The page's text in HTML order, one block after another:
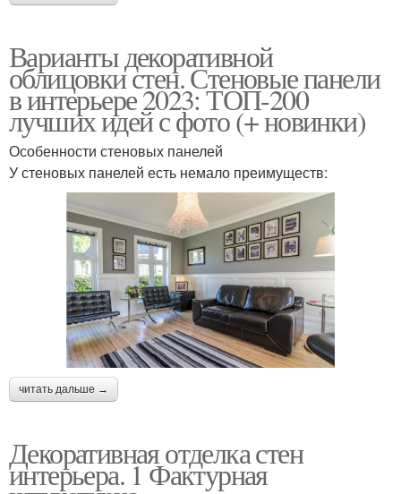
Варианты декоративной
облицовки стен. Стеновые панели
в интерьере 2023: ТОП-200
лучших идей с фото (+ новинки)
Особенности стеновых панелей
У стеновых панелей есть немало преимуществ:
читать дальше →
Декоративная отделка стен
интерьера. 1 Фактурная